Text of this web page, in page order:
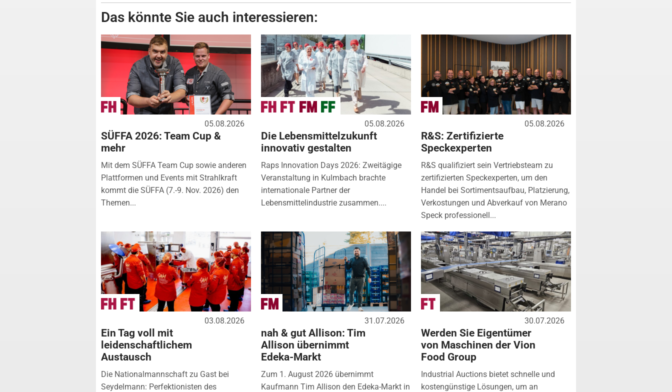
Das könnte Sie auch interessieren:
05.08.2026
SÜFFA 2026: Team Cup &
mehr
Mit dem SÜFFA Team Cup sowie anderen
Plattformen und Events mit Strahlkraft
kommt die SÜFFA (7.-9. Nov. 2026) den
Themen...
05.08.2026
Die Lebensmittelzukunft
innovativ gestalten
Raps Innovation Days 2026: Zweitägige
Veranstaltung in Kulmbach brachte
internationale Partner der
Lebensmittelindustrie zusammen....
05.08.2026
R&S: Zertifizierte
Speckexperten
R&S qualifiziert sein Vertriebsteam zu
zertifizierten Speckexperten, um den
Handel bei Sortimentsaufbau, Platzierung,
Verkostungen und Abverkauf von Merano
Speck professionell...
03.08.2026
Ein Tag voll mit
leidenschaftlichem
Austausch
Die Nationalmannschaft zu Gast bei
Seydelmann: Perfektionisten des
31.07.2026
nah & gut Allison: Tim
Allison übernimmt
Edeka-Markt
Zum 1. August 2026 übernimmt
Kaufmann Tim Allison den Edeka-Markt in
30.07.2026
Werden Sie Eigentümer
von Maschinen der Vion
Food Group
Industrial Auctions bietet schnelle und
kostengünstige Lösungen, um an